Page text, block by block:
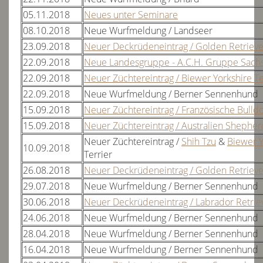
2022
2021
2020
2019
2018
allgemeine Beschlüsse & Infos
Landesgruppen
Richter & Zuchtwarte
Wurfmeldungen
Formulare & Vordrucke
Ausstellungen & Meldeformulare
05.11.2018
Neues unter Seminare
08.10.2018
Neue Wurfmeldung / Landseer
23.09.2018
Neuer Deckrüdeneintrag / Golden
22.09.2018
Neue Landesgruppe - A.C.H. Gruppe
22.09.2018
Neuer Züchtereintrag / Biewer Yorkshire
22.09.2018
Neue Wurfmeldung / Berner Sennenhund
15.09.2018
Neuer Züchtereintrag / Französische
15.09.2018
Neuer Züchtereintrag / Australien
10.09.2018
Neuer Züchtereintrag / Shih Tzu & Biewer
Terrier
26.08.2018
Neuer Deckrüdeneintrag / Golden
29.07.2018
Neue Wurfmeldung / Berner Sennenhund
30.06.2018
Neuer Deckrüdeneintrag / Labrador
24.06.2018
Neue Wurfmeldung / Berner Sennenhund
28.04.2018
Neue Wurfmeldung / Berner Sennenhund
16.04.2018
Neue Wurfmeldung / Berner Sennenhund